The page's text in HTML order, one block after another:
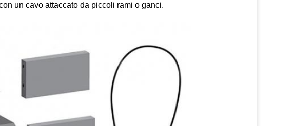
un cavo attaccato da piccoli rami o ganci.